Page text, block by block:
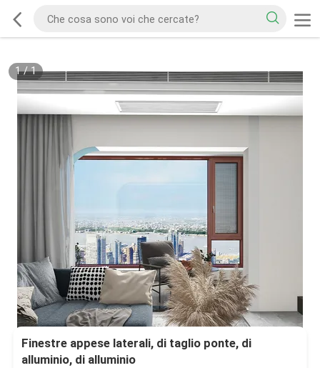
1/1
Finestre appese laterali, di taglio ponte, di
alluminio, di alluminio